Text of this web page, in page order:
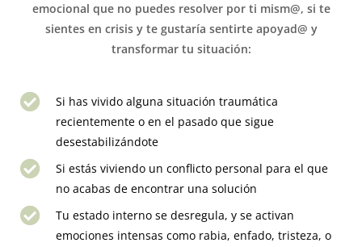
emocional que no puedes resolver por ti mism@, si te
sientes en crisis y te gustaría sentirte apoyad@ y
transformar tu situación:
Si has vivido alguna situación traumática
recientemente o en el pasado que sigue
desestabilizándote
Si estás viviendo un conflicto personal para el que
no acabas de encontrar una solución
Tu estado interno se desregula, y se activan
emociones intensas como rabia, enfado, tristeza, o